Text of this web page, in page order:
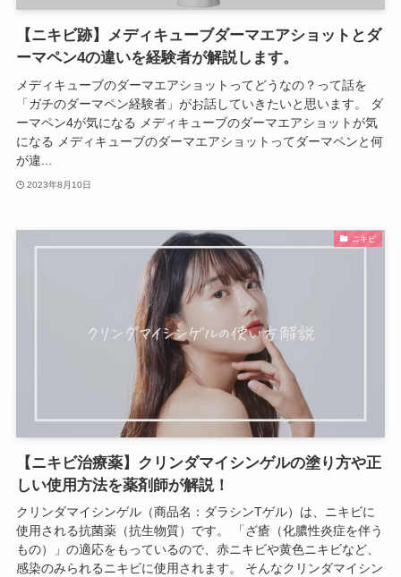
【ニキビ跡】メディキューブダーマエアショットとダ
ーマペン4の違いを経験者が解説します。
メディキューブのダーマエアショットってどうなの？って話を
「ガチのダーマペン経験者」がお話していきたいと思います。 ダ
ーマペン4が気になる メディキューブのダーマエアショットが気
になる メディキューブのダーマエアショットってダーマペンと何
が違...
2023年8月10日
ニキビ
【ニキビ治療薬】クリンダマイシンゲルの塗り方や正
しい使用方法を薬剤師が解説！
クリンダマイシンゲル（商品名：ダラシンTゲル）は、ニキビに
使用される抗菌薬（抗生物質）です。 「ざ瘡（化膿性炎症を伴う
もの）」の適応をもっているので、赤ニキビや黄色ニキビなど、
感染のみられるニキビに使用されます。 そんなクリンダマイシン